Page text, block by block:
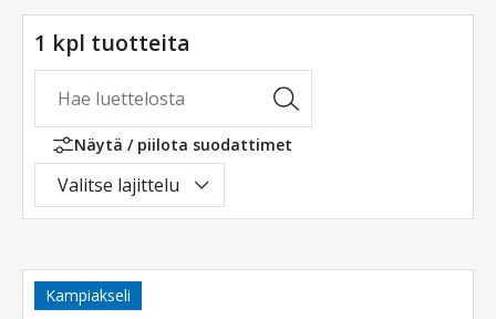
1 kpl tuotteita
Näytä / piilota suodattimet
Valitse lajittelu
Kampiakseli